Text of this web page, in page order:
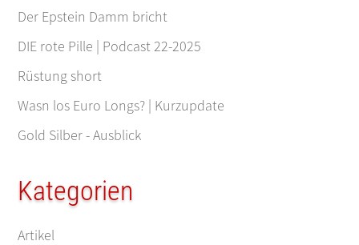
Der Epstein Damm bricht
DIE rote Pille | Podcast 22-2025
Rüstung short
Wasn los Euro Longs? | Kurzupdate
Gold Silber - Ausblick
Kategorien
Artikel